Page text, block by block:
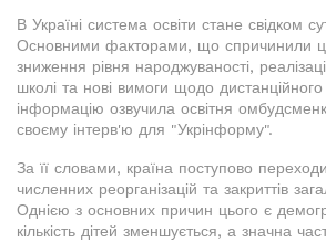
В Україні система освіти стане свідком
Основними факторами, що спричинили
зниження рівня народжуваності,
школі та нові вимоги щодо
інформацію озвучила освітня
своєму інтерв'ю для "Укрінформу".
За її словами, країна поступово
численних реорганізацій та закриттів
Однією з основних причин цього є
кількість дітей зменшується, а значна